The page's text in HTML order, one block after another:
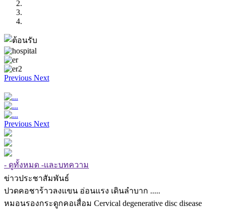
Previous Next
Previous Next
- ดูทั้งหมด -และบทความ
ข่าวประชาสัมพันธ์
ปวดคอชาร้าวลงแขน อ่อนแรง เดินลำบาก .....
หมอนรองกระดูกคอเสื่อม Cervical degenerative disc disease